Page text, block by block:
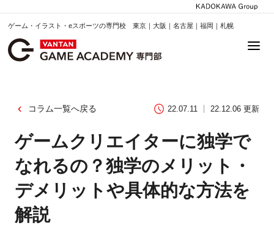
ゲーム・イラスト・eスポーツの専門校 東京｜大阪｜名古屋｜福岡｜札幌
コラム一覧へ戻る 22.07.11 22.12.06 更新
ゲームクリエイターに独学で
なれるの？独学のメリット・
デメリットや具体的な方法を
解説